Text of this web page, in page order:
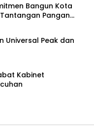
Bangun Kota
Pangan
Universal Peak dan
Kabinet